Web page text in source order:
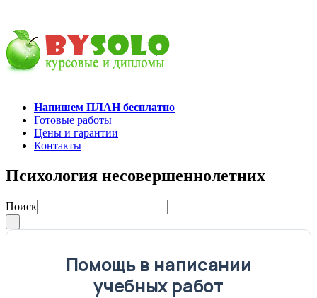
Напишем ПЛАН бесплатно
Готовые работы
Цены и гарантии
Контакты
Психология несовершеннолетних
Поиск
Помощь в написании
учебных работ